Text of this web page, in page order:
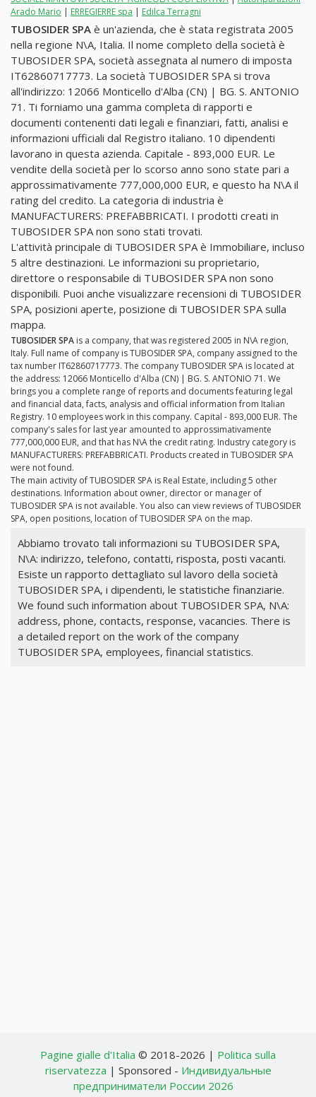
Arado Mario | ERREGIERRE spa | Edilca Terragni
TUBOSIDER SPA è un'azienda, che è stata registrata 2005
nella regione N\A, Italia. Il nome completo della società è
TUBOSIDER SPA, società assegnata al numero di imposta
IT62860717773. La società TUBOSIDER SPA si trova
all'indirizzo: 12066 Monticello d'Alba (CN) | BG. S. ANTONIO
71. Ti forniamo una gamma completa di rapporti e
documenti contenenti dati legali e finanziari, fatti, analisi e
informazioni ufficiali dal Registro italiano. 10 dipendenti
lavorano in questa azienda. Capitale - 893,000 EUR. Le
vendite della società per lo scorso anno sono state pari a
approssimativamente 777,000,000 EUR, e questo ha N\A il
rating del credito. La categoria di industria è
MANUFACTURERS: PREFABBRICATI. I prodotti creati in
TUBOSIDER SPA non sono stati trovati.
L'attività principale di TUBOSIDER SPA è Immobiliare, incluso
5 altre destinazioni. Le informazioni su proprietario,
direttore o responsabile di TUBOSIDER SPA non sono
disponibili. Puoi anche visualizzare recensioni di TUBOSIDER
SPA, posizioni aperte, posizione di TUBOSIDER SPA sulla
mappa.
TUBOSIDER SPA is a company, that was registered 2005 in N\A region,
Italy. Full name of company is TUBOSIDER SPA, company assigned to the
tax number IT62860717773. The company TUBOSIDER SPA is located at
the address: 12066 Monticello d'Alba (CN) | BG. S. ANTONIO 71. We
brings you a complete range of reports and documents featuring legal
and financial data, facts, analysis and official information from Italian
Registry. 10 employees work in this company. Capital - 893,000 EUR. The
company's sales for last year amounted to approssimativamente
777,000,000 EUR, and that has N\A the credit rating. Industry category is
MANUFACTURERS: PREFABBRICATI. Products created in TUBOSIDER SPA
were not found.
The main activity of TUBOSIDER SPA is Real Estate, including 5 other
destinations. Information about owner, director or manager of
TUBOSIDER SPA is not available. You also can view reviews of TUBOSIDER
SPA, open positions, location of TUBOSIDER SPA on the map.
Abbiamo trovato tali informazioni su TUBOSIDER SPA,
N\A: indirizzo, telefono, contatti, risposta, posti vacanti.
Esiste un rapporto dettagliato sul lavoro della società
TUBOSIDER SPA, i dipendenti, le statistiche finanziarie.
We found such information about TUBOSIDER SPA, N\A:
address, phone, contacts, response, vacancies. There is
a detailed report on the work of the company
TUBOSIDER SPA, employees, financial statistics.
Pagine gialle d'Italia © 2018-2026 | Politica sulla
riservatezza | Sponsored - Индивидуальные
предприниматели России 2026